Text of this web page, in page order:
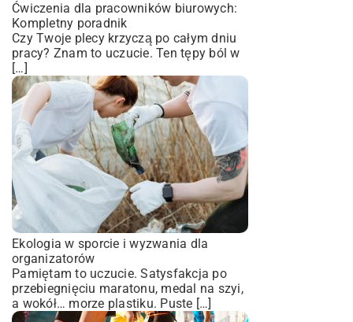
Ćwiczenia dla pracowników biurowych:
Kompletny poradnik
Czy Twoje plecy krzyczą po całym dniu
pracy? Znam to uczucie. Ten tępy ból w
[…]
Ekologia w sporcie i wyzwania dla
organizatorów
Pamiętam to uczucie. Satysfakcja po
przebiegnięciu maratonu, medal na szyi,
a wokół… morze plastiku. Puste […]